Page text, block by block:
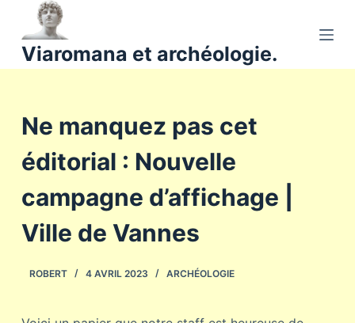
a
u
o
n
Viaromana et archéologie.
Ne manquez pas cet
éditorial : Nouvelle
campagne d’affichage |
Ville de Vannes
ROBERT 4 AVRIL 2023 ARCHÉOLOGIE